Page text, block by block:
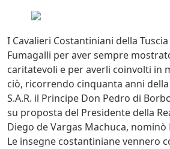
I Cavalieri Costantiniani della
Fumagalli per aver sempre
caritatevoli e per averli coinvolti in
ciò, ricorrendo cinquanta anni
S.A.R. il Principe Don Pedro di
su proposta del Presidente della
Diego de Vargas Machuca,
Le insegne costantiniane vennero